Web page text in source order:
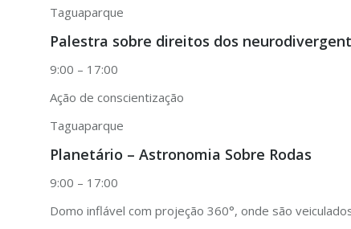
Taguaparque
Palestra sobre direitos dos
9:00 – 17:00
Ação de conscientização
Taguaparque
Planetário – Astronomia Sobre Rodas
9:00 – 17:00
Domo inflável com projeção 360°, onde são